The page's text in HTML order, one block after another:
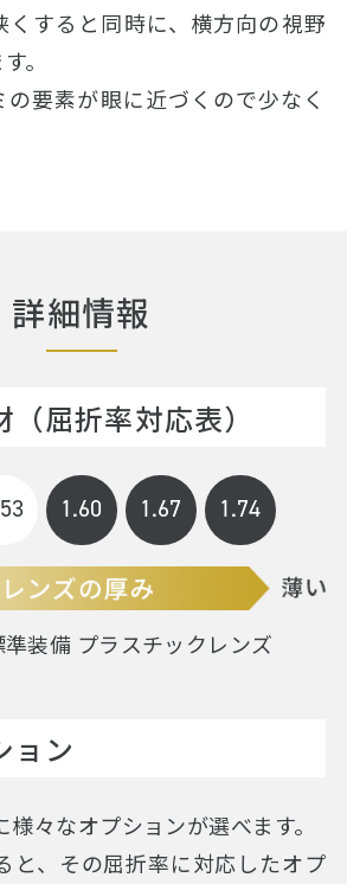
くすると同時に、横方向の視野
。
の要素が眼に近づくので少なく
詳細情報
屈折率対応表）
1.60 1.67 1.74
装備 プラスチックレンズ
ョン
々なオプションが選べます。
と、その屈折率に対応したオプ